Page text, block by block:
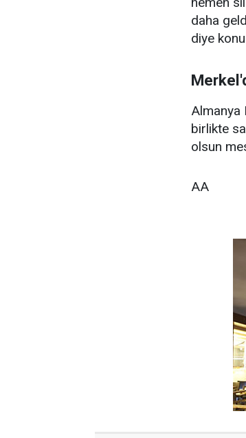
daha
diye
Almanya
birlikte
olsun
AA